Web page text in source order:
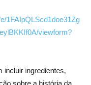
1FAIpQLScd1doe31Zg
viewform?
incluir ingredientes,